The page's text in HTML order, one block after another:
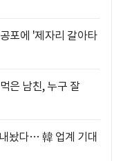
포에 '제자리 갈아타
은 남친, 누구 잘
놨다… 韓 업계 기대